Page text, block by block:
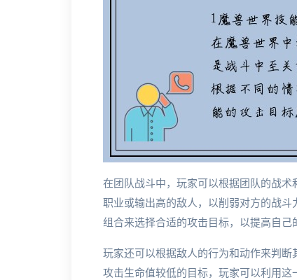
在团队战斗中，玩家可以根据团队的战
职业或输出高的敌人，以削弱对方的战
组合来选择合适的攻击目标，以提高自己
玩家还可以根据敌人的行为和动作来判
攻击生命值较低的目标，玩家可以利用这